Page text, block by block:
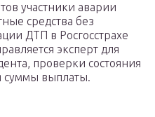
участники аварии
средства без
ДТП в Росгосстрахе
эксперт для
проверки состояния
суммы выплаты.